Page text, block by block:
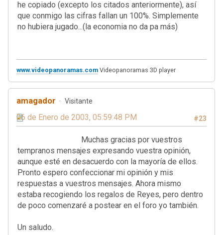
he copiado (excepto los citados anteriormente), así
que conmigo las cifras fallan un 100%. Simplemente
no hubiera jugado...(la economia no da pa más)
www.videopanoramas.com Videopanoramas 3D player
amagador Visitante
#23
06 de Enero de 2003, 05:59:48 PM
Muchas gracias por vuestros
tempranos mensajes expresando vuestra opinión,
aunque esté en desacuerdo con la mayoría de ellos.
Pronto espero confeccionar mi opinión y mis
respuestas a vuestros mensajes. Ahora mismo
estaba recogiendo los regalos de Reyes, pero dentro
de poco comenzaré a postear en el foro yo también.
Un saludo.